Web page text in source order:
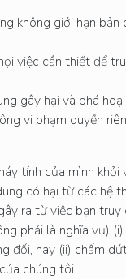
giới hạn bản
việc cần thiết để
gây hại và phá
vi phạm quyền
tính của mình
có hại từ các hệ
ra từ việc bạn truy
phải là nghĩa vụ)
đối, hay (ii) chấm
chúng tôi.